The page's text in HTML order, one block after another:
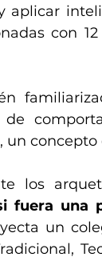
aplicar
con
de
un
los
fuera una
un